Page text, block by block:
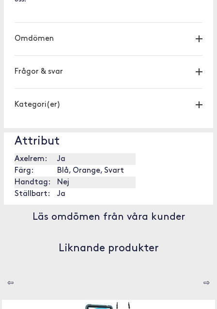
Omdömen
Frågor & svar
Kategori(er)
Attribut
Axelrem:
Ja
Färg:
Blå, Orange, Svart
Handtag:
Nej
Ställbart:
Ja
Läs omdömen från våra kunder
Liknande produkter
⇦ ⇨